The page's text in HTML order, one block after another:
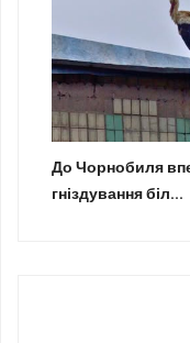
До Чорнобиля
гніздування біл...